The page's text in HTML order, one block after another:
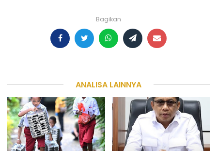
Bagikan
ANALISA LAINNYA